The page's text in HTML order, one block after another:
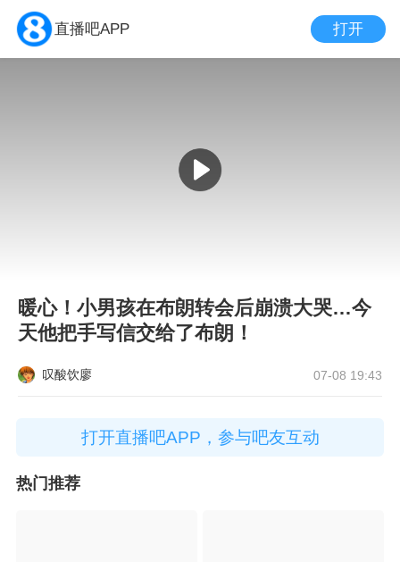
直播吧APP 打开
暖心！小男孩在布朗转会后崩溃大哭…今
天他把手写信交给了布朗！
叹酸饮廖 07-08 19:43
打开直播吧APP，参与吧友互动
热门推荐